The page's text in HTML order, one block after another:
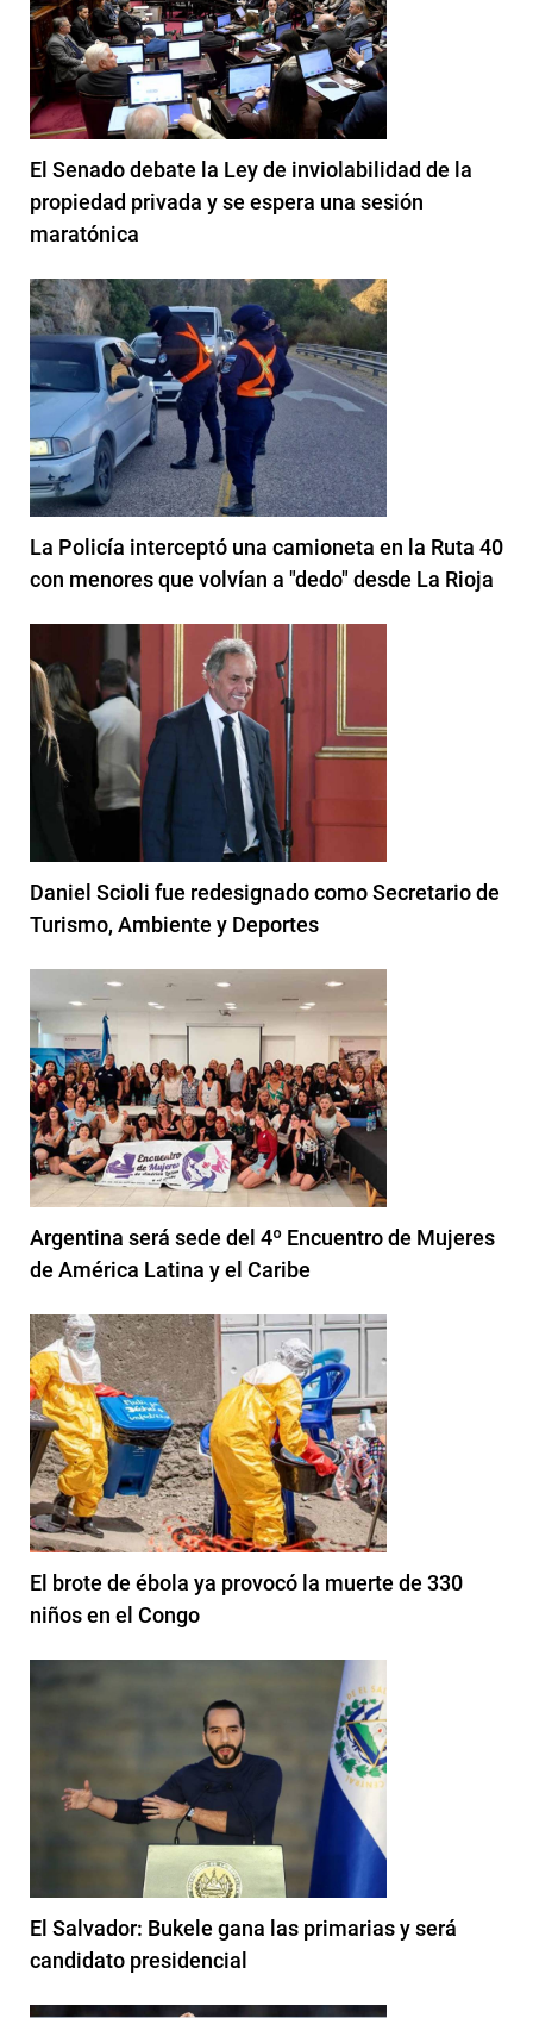
El Senado debate la Ley de inviolabilidad de la
propiedad privada y se espera una sesión
maratónica
La Policía interceptó una camioneta en la Ruta 40
con menores que volvían a "dedo" desde La Rioja
Daniel Scioli fue redesignado como Secretario de
Turismo, Ambiente y Deportes
Argentina será sede del 4º Encuentro de Mujeres
de América Latina y el Caribe
El brote de ébola ya provocó la muerte de 330
niños en el Congo
El Salvador: Bukele gana las primarias y será
candidato presidencial